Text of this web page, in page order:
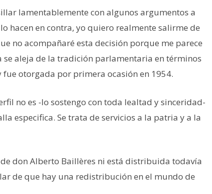
lamentablemente con algunos argumentos a
hacen en contra, yo quiero realmente salirme de
no acompañaré esta decisión porque me parece
se aleja de la tradición parlamentaria en términos
fue otorgada por primera ocasión en 1954.
no es -lo sostengo con toda lealtad y sinceridad-
especifica. Se trata de servicios a la patria y a la
don Alberto Baillères ni está distribuida todavía
de que hay una redistribución en el mundo de